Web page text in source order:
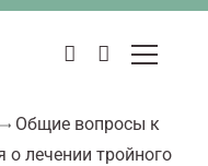
Общие вопросы к
о лечении тройного